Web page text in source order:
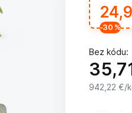
-30 %
Bez kódu:
942,22 €/